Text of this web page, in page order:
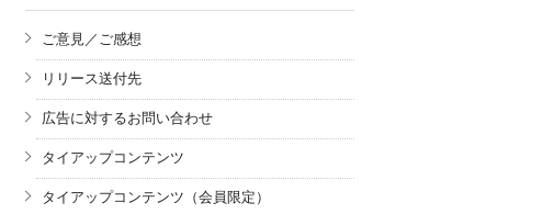
ご意見／ご感想
リリース送付先
広告に対するお問い合わせ
タイアップコンテンツ
タイアップコンテンツ（会員限定）